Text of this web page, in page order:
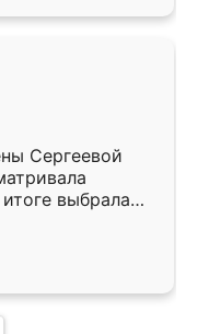
Сергеевой
выбрала
потом
объяснил
в срок, с